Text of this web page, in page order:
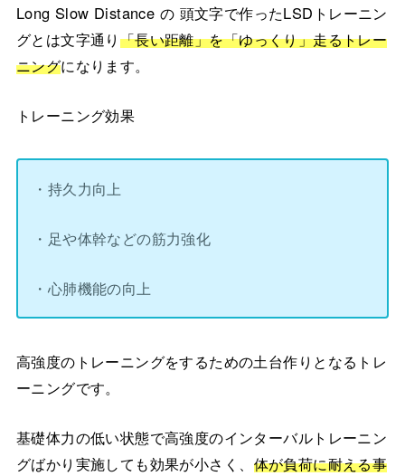
Long Slow Distance の 頭文字で作ったLSDトレーニン
グとは文字通り 「長い距離」を「ゆっくり」走るトレー
ニングになります。
トレーニング効果
・持久力向上
・足や体幹などの筋力強化
・心肺機能の向上
高強度のトレーニングをするための土台作りとなるトレ
ーニングです。
基礎体力の低い状態で高強度のインターバルトレーニン
グばかり実施しても効果が小さく、 体が負荷に耐える事